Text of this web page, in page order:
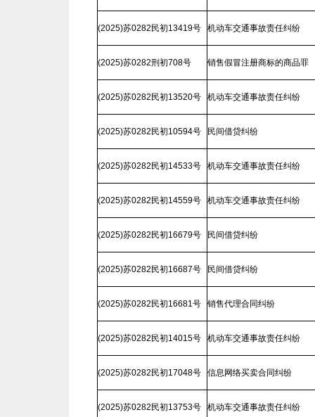
(2025)苏0282民初13419号 机动车交通事故责任纠纷
(2025)苏0282刑初708号 销售假冒注册商标的商品罪
(2025)苏0282民初13520号 机动车交通事故责任纠纷
(2025)苏0282民初10594号 民间借贷纠纷
(2025)苏0282民初14533号 机动车交通事故责任纠纷
(2025)苏0282民初14559号 机动车交通事故责任纠纷
(2025)苏0282民初16679号 民间借贷纠纷
(2025)苏0282民初16687号 民间借贷纠纷
(2025)苏0282民初16681号 销售代理合同纠纷
(2025)苏0282民初14015号 机动车交通事故责任纠纷
(2025)苏0282民初17048号 信息网络买卖合同纠纷
(2025)苏0282民初13753号 机动车交通事故责任纠纷